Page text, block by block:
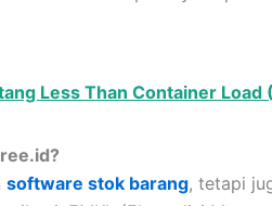
Less Than Container Load
software stok barang, tetapi